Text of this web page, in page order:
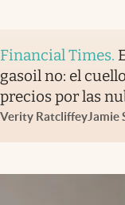
Financial Times.
gasoil no: el
precios por las
Verity RatcliffeyJamie